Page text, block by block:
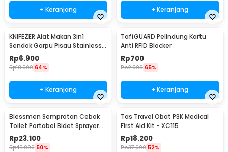
+ Keranjang + Keranjang
KNIFEZER Alat Makan 3in1
Sendok Garpu Pisau Stainless
Travel 20cm - HG1514
Rp6.900
Rp18.900 64%
+ Keranjang
TaffGUARD Pelindung Kartu
Anti RFID Blocker
Rp700
Rp2.000 65%
+ Keranjang
Blessmen Semprotan Cebok
Toilet Portabel Bidet Sprayer
450ml - WR-450
Rp23.100
Rp45.900 50%
Tas Travel Obat P3K Medical
First Aid Kit - XC115
Rp18.200
Rp37.900 52%